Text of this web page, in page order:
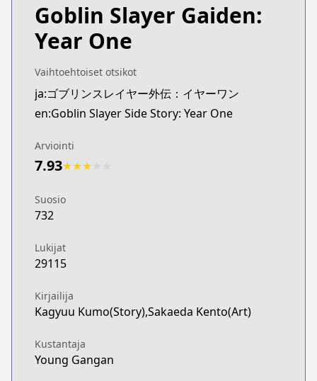
Goblin Slayer Gaiden:
Year One
Vaihtoehtoiset otsikot
ja:ゴブリンスレイヤー外伝：イヤーワン
en:Goblin Slayer Side Story: Year One
Arviointi
7.93★★★
Suosio
732
Lukijat
29115
Kirjailija
Kagyuu Kumo(Story),Sakaeda Kento(Art)
Kustantaja
Young Gangan